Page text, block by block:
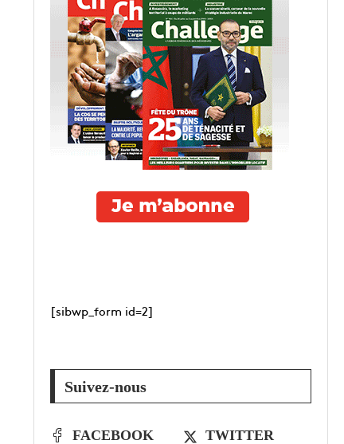
[sibwp_form id=2]
Suivez-nous
FACEBOOK
TWITTER